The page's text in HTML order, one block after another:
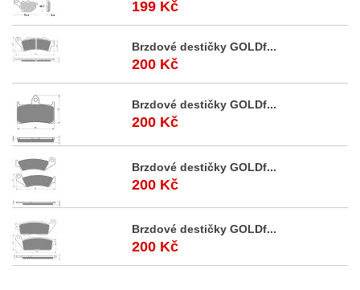
199 Kč
Brzdové destičky GOLDf...
200 Kč
Brzdové destičky GOLDf...
200 Kč
Brzdové destičky GOLDf...
200 Kč
Brzdové destičky GOLDf...
200 Kč